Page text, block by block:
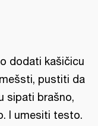
dodati kašičicu
pustiti da
sipati brašno,
I umesiti testo.